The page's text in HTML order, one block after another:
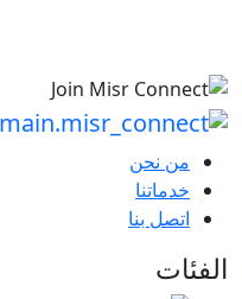
من نحن
خدماتنا
اتصل بنا
الفئات